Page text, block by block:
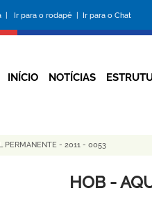
| Ir para o rodapé | Ir para o Chat
INÍCIO NOTÍCIAS
PERMANENTE - 2011 - 0053
HOB -